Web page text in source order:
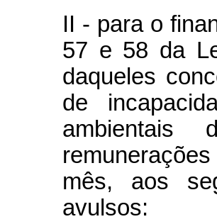
II - para o
57 e 58 da
daqueles
de
mês, aos
avulsos: